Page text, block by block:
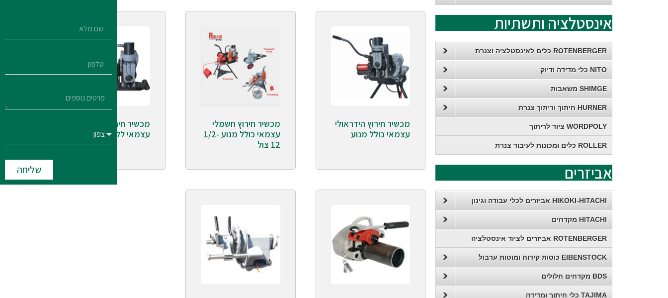
אינסטלציה ותשתיות
ROTENBERGER כלים לאינסטלציה וצנרת
NITO כלי מדידה ודיוק
SHIMGE משאבות
HURNER חיתוך וריתוך צנרת
WORDPOLY ציוד לריתוך
ROLLER כלים ומכונות לעיבוד צנרת
אביזרים
HIKOKI-HITACHI אביזרים לכלי עבודה וגינון
HITACHI מקדחים
ROTENBERGER אביזרים לציוד אינסטלציה
EIBENSTOCK כוסות קידוח ומוטות ערבול
BDS מקדחים חלולים
TAJIMA כלי חיתוך ומדידה
מכשיר חירוץ הידראולי
עצמאי כולל מנוע
מכשיר חירוץ חשמלי
עצמאי כולל מנוע 1/2-
12 צול
מכשיר חירוץ הידראולי
עצמאי ללא מנוע
שליחה